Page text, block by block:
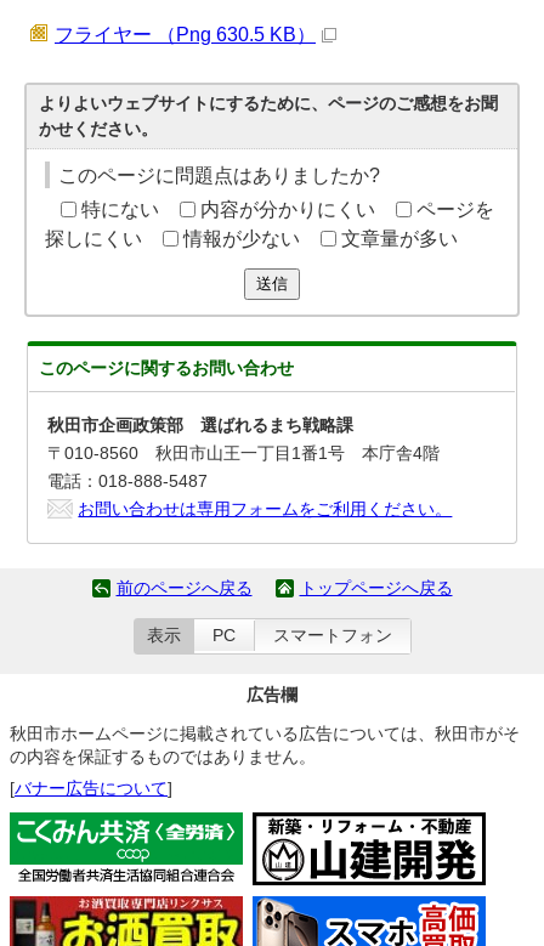
フライヤー （Png 630.5 KB）
よりよいウェブサイトにするために、ページのご感想をお聞
かせください。
このページに問題点はありましたか?
特にない
内容が分かりにくい
ページを
探しにくい
情報が少ない 文章量が多い
送信
このページに関するお問い合わせ
秋田市企画政策部 選ばれるまち戦略課
〒010-8560 秋田市山王一丁目1番1号 本庁舎4階
電話：018-888-5487
お問い合わせは専用フォームをご利用ください。
前のページへ戻る トップページへ戻る
表示 PC スマートフォン
広告欄
秋田市ホームページに掲載されている広告については、秋田市がそ
の内容を保証するものではありません。
[バナー広告について]